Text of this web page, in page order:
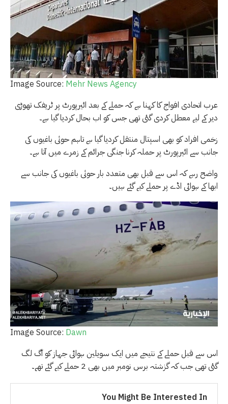
Image Source: Mehr News Agency
عرب اتحادی افواج کا کہنا ہے کہ حملے کے بعد ائیرپورٹ پر ٹریفک تھوڑی
دیر کے لیے معطل کردی گئی تھی جس کو اب بحال کردیا گیا ہے۔
زخمی افراد کو بھی اسپتال منتقل کردیا گیا ہے تاہم حوثی باغیوں کی
جانب سے ائیرپورٹ پر حملہ کرنا جنگی جرائم کے زمرے میں آتا ہے۔
واضح رہے کہ اس سے قبل بھی متعدد بار حوثی باغیوں کی جانب سے
ابھا کے ہوائی اڈے پر حملے کیے گئے ہیں۔
Image Source: Dawn
اس سے قبل حملے کے نتیجے میں ايک سويلين ہوائی جہاز کو آگ لگ
گئی تھی جب کہ گزشتہ برس نومبر میں بھی 2 حملے کیے گئے تھے۔
You Might Be Interested In